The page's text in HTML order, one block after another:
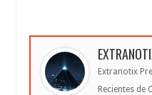
Extranotix
Recientes de